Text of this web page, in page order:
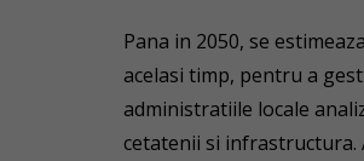
Pana in 2050, se
acelasi timp, pentru a
administratiile locale
cetatenii si infrastructura.